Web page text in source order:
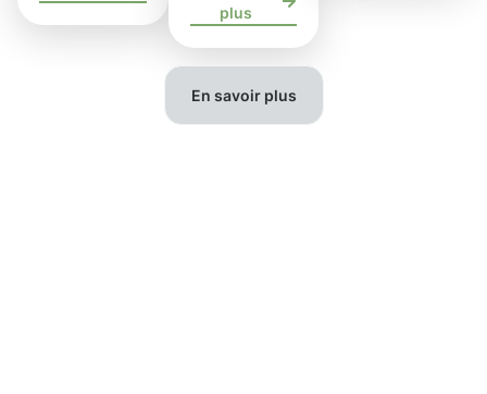
plus
En savoir plus